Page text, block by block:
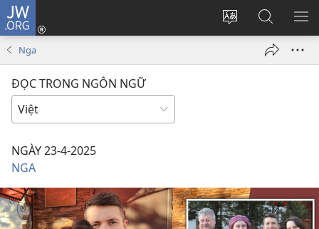
JW.ORG
Thay
Đăng
nhập
Tìm
kiếm
JW.ORG
Nga
ĐỌC TRONG NGÔN NGỮ
NGÀY 23-4-2025
NGA